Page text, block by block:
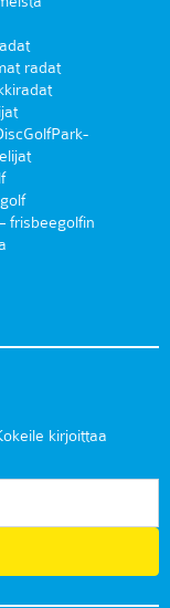
radat
frisbeegolfin
kirjoittaa